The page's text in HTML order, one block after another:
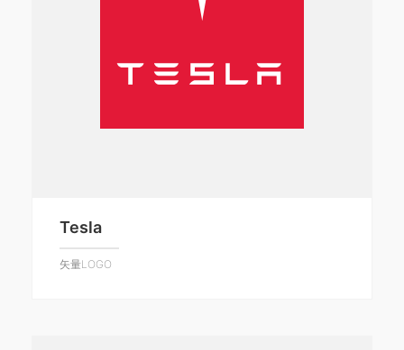
Tesla
矢量LOGO